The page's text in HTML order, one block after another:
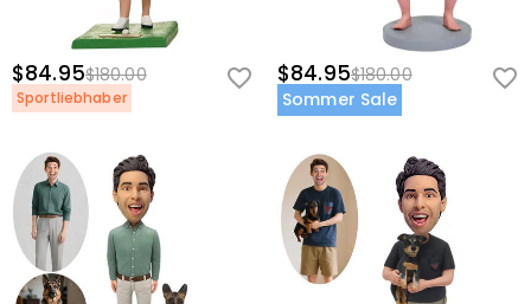
$84.95$180.00
Sportliebhaber
$84.95$180.00
Sommer Sale